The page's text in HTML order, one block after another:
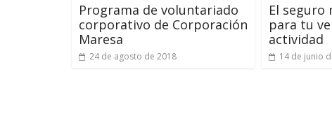
Programa de voluntariado
corporativo de Corporación
Maresa
24 de agosto de 2018
El seguro
para tu
actividad
14 de junio